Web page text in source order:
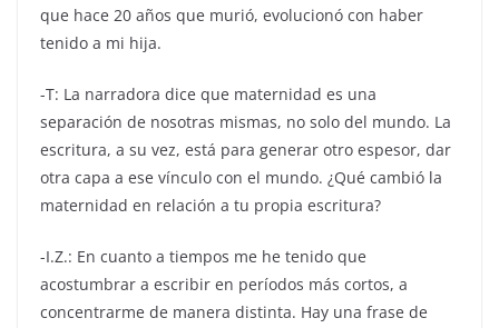
que hace 20 años que murió, evolucionó con haber
tenido a mi hija.
-T: La narradora dice que maternidad es una
separación de nosotras mismas, no solo del mundo. La
escritura, a su vez, está para generar otro espesor, dar
otra capa a ese vínculo con el mundo. ¿Qué cambió la
maternidad en relación a tu propia escritura?
-I.Z.: En cuanto a tiempos me he tenido que
acostumbrar a escribir en períodos más cortos, a
concentrarme de manera distinta. Hay una frase de